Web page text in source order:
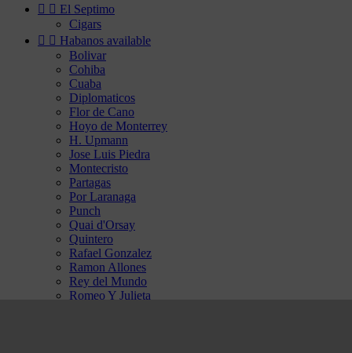
  El Septimo
Cigars
  Habanos available
Bolivar
Cohiba
Cuaba
Diplomaticos
Flor de Cano
Hoyo de Monterrey
H. Upmann
Jose Luis Piedra
Montecristo
Partagas
Por Laranaga
Punch
Quai d'Orsay
Quintero
Rafael Gonzalez
Ramon Allones
Rey del Mundo
Romeo Y Julieta